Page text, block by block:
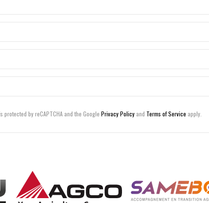
protected by reCAPTCHA and the Google Privacy Policy and Terms of Service apply.